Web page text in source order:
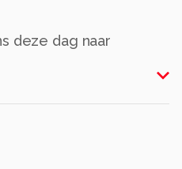
deze dag naar
wachtt.e. De
die ik op dit